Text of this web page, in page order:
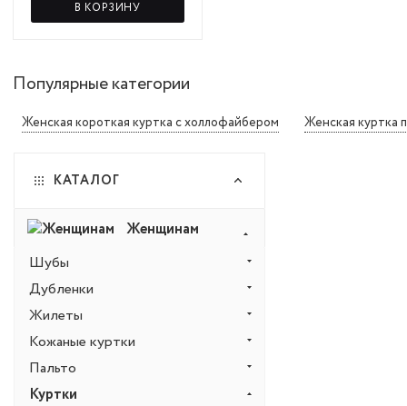
В КОРЗИНУ
Популярные категории
Женская короткая куртка с холлофайбером Женская куртка
КАТАЛОГ
Женщинам
Шубы
Дубленки
Жилеты
Кожаные куртки
Пальто
Куртки